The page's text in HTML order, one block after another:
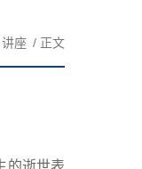
讲座 / 正文
的逝世表